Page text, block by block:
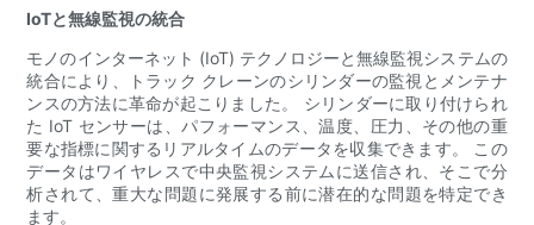
IoTと無線監視の統合
モノのインターネット (IoT) テクノロジーと無線監視システムの
統合により、トラック クレーンのシリンダーの監視とメンテナ
ンスの方法に革命が起こりました。 シリンダーに取り付けられ
た IoT センサーは、パフォーマンス、温度、圧力、その他の重
要な指標に関するリアルタイムのデータを収集できます。 この
データはワイヤレスで中央監視システムに送信され、そこで分
析されて、重大な問題に発展する前に潜在的な問題を特定でき
ます。